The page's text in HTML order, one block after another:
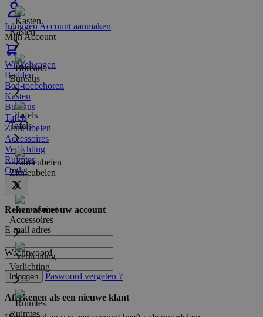
InloggenAccount aanmaken
Mijn Account
Winkelwagen
Kasten
Bureaus
Tafels
Zitmeubelen
Accessoires
Verlichting
Ruimtes
Bedden
Bed-toebehoren
Kasten
Bureaus
Tafels
Zitmeubelen
Accessoires
Verlichting
Ruimtes
Outlet
Reken af met uw account
E-mail adres
Wachtwoord
Inloggen Paswoord vergeten ?
Afrekenen als een nieuwe klant